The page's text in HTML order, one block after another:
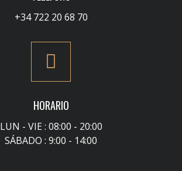
+34 722 20 68 70
HORARIO
LUN - VIE : 08:00 - 20:00
SÁBADO : 9:00 - 14:00